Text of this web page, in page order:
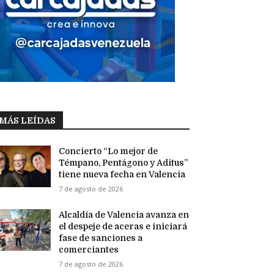
LEÍDAS
Concierto “Lo mejor de
Témpano, Pentágono y Aditus”
tiene nueva fecha en Valencia
7 de agosto de 2026
Alcaldía de Valencia avanza en
el despeje de aceras e iniciará
fase de sanciones a
comerciantes
7 de agosto de 2026